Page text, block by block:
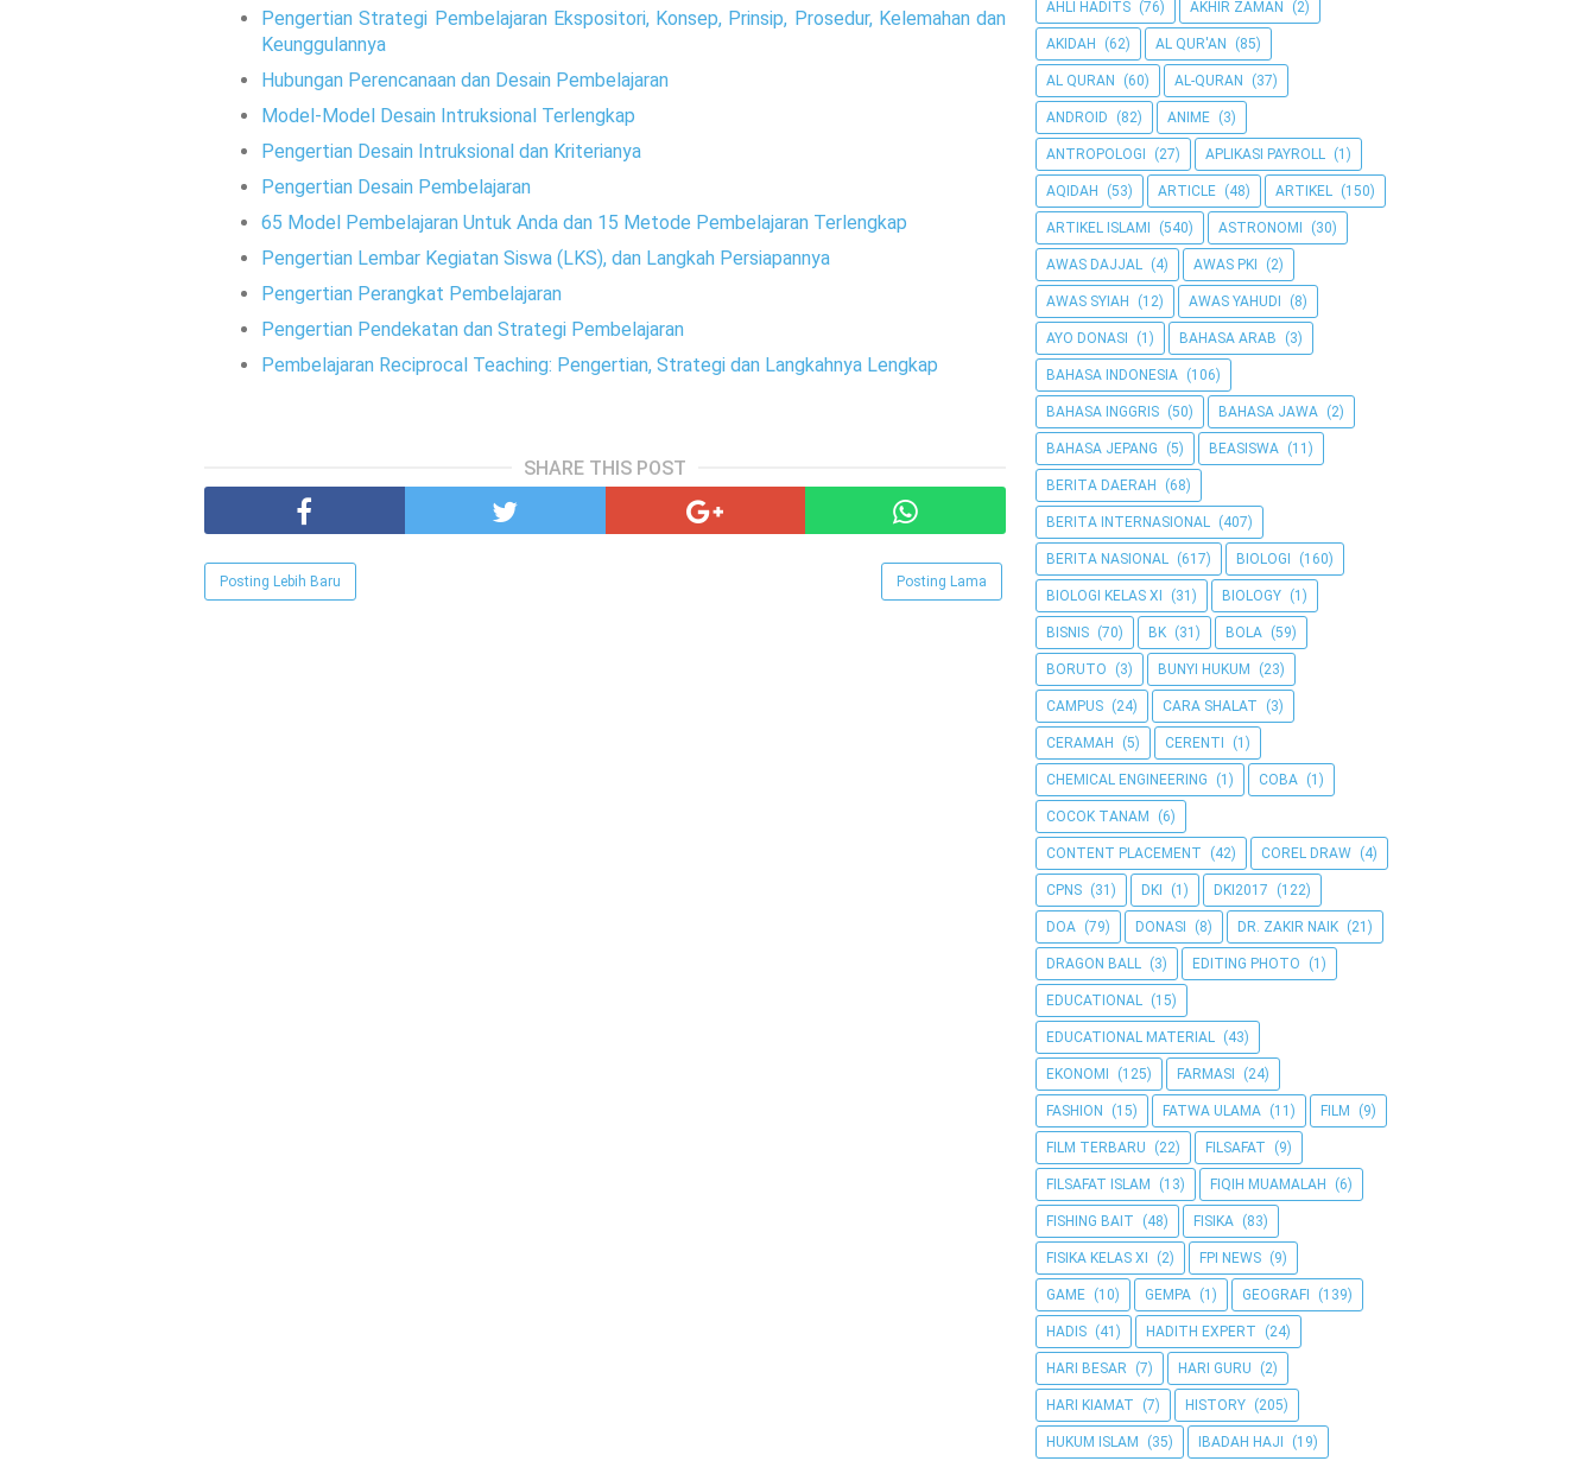
Pengertian Strategi Pembelajaran Ekspositori, Konsep, Prinsip, Prosedur, Kelemahan dan
Keunggulannya
Hubungan Perencanaan dan Desain Pembelajaran
Model-Model Desain Intruksional Terlengkap
Pengertian Desain Intruksional dan Kriterianya
Pengertian Desain Pembelajaran
65 Model Pembelajaran Untuk Anda dan 15 Metode Pembelajaran Terlengkap
Pengertian Lembar Kegiatan Siswa (LKS), dan Langkah Persiapannya
Pengertian Perangkat Pembelajaran
Pengertian Pendekatan dan Strategi Pembelajaran
Pembelajaran Reciprocal Teaching: Pengertian, Strategi dan Langkahnya Lengkap
SHARE THIS POST
Posting Lebih Baru Posting Lama
AHLI HADITS (76) AKHIR ZAMAN (2)
AKIDAH (62) AL QUR'AN (85)
AL QURAN (60) AL-QURAN (37)
ANDROID (82) ANIME (3)
ANTROPOLOGI (27) APLIKASI PAYROLL (1)
AQIDAH (53) ARTICLE (48) ARTIKEL (150)
ARTIKEL ISLAMI (540) ASTRONOMI (30)
AWAS DAJJAL (4) AWAS PKI (2)
AWAS SYIAH (12) AWAS YAHUDI (8)
AYO DONASI (1) BAHASA ARAB (3)
BAHASA INDONESIA (106)
BAHASA INGGRIS (50) BAHASA JAWA (2)
BAHASA JEPANG (5) BEASISWA (11)
BERITA DAERAH (68)
BERITA INTERNASIONAL (407)
BERITA NASIONAL (617) BIOLOGI (160)
BIOLOGI KELAS XI (31) BIOLOGY (1)
BISNIS (70) BK (31) BOLA (59)
BORUTO (3) BUNYI HUKUM (23)
CAMPUS (24) CARA SHALAT (3)
CERAMAH (5) CERENTI (1)
CHEMICAL ENGINEERING (1) COBA (1)
COCOK TANAM (6)
CONTENT PLACEMENT (42) COREL DRAW (4)
CPNS (31) DKI (1) DKI2017 (122)
DOA (79) DONASI (8) DR. ZAKIR NAIK (21)
DRAGON BALL (3) EDITING PHOTO (1)
EDUCATIONAL (15)
EDUCATIONAL MATERIAL (43)
EKONOMI (125) FARMASI (24)
FASHION (15) FATWA ULAMA (11) FILM (9)
FILM TERBARU (22) FILSAFAT (9)
FILSAFAT ISLAM (13) FIQIH MUAMALAH (6)
FISHING BAIT (48) FISIKA (83)
FISIKA KELAS XI (2) FPI NEWS (9)
GAME (10) GEMPA (1) GEOGRAFI (139)
HADIS (41) HADITH EXPERT (24)
HARI BESAR (7) HARI GURU (2)
HARI KIAMAT (7) HISTORY (205)
HUKUM ISLAM (35) IBADAH HAJI (19)